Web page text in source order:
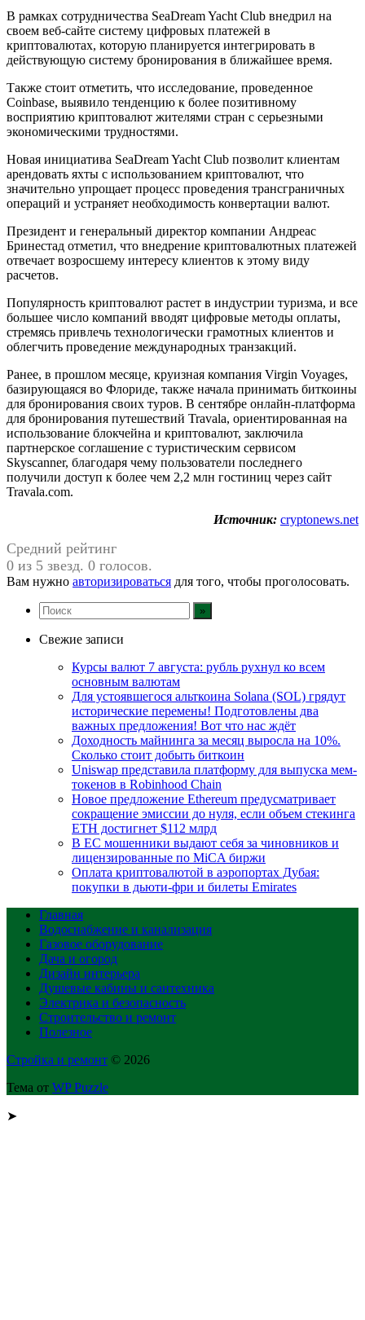
В рамках сотрудничества SeaDream Yacht Club внедрил на
своем веб-сайте систему цифровых платежей в
криптовалютах, которую планируется интегрировать в
действующую систему бронирования в ближайшее время.
Также стоит отметить, что исследование, проведенное
Coinbase, выявило тенденцию к более позитивному
восприятию криптовалют жителями стран с серьезными
экономическими трудностями.
Новая инициатива SeaDream Yacht Club позволит клиентам
арендовать яхты с использованием криптовалют, что
значительно упрощает процесс проведения трансграничных
операций и устраняет необходимость конвертации валют.
Президент и генеральный директор компании Андреас
Бринестад отметил, что внедрение криптовалютных платежей
отвечает возросшему интересу клиентов к этому виду
расчетов.
Популярность криптовалют растет в индустрии туризма, и все
большее число компаний вводят цифровые методы оплаты,
стремясь привлечь технологически грамотных клиентов и
облегчить проведение международных транзакций.
Ранее, в прошлом месяце, круизная компания Virgin Voyages,
базирующаяся во Флориде, также начала принимать биткоины
для бронирования своих туров. В сентябре онлайн-платформа
для бронирования путешествий Travala, ориентированная на
использование блокчейна и криптовалют, заключила
партнерское соглашение с туристическим сервисом
Skyscanner, благодаря чему пользователи последнего
получили доступ к более чем 2,2 млн гостиниц через сайт
Travala.com.
Источник: cryptonews.net
Средний рейтинг
0 из 5 звезд. 0 голосов.
Вам нужно авторизироваться для того, чтобы проголосовать.
Свежие записи
Курсы валют 7 августа: рубль рухнул ко всем
основным валютам
Для устоявшегося альткоина Solana (SOL) грядут
исторические перемены! Подготовлены два
важных предложения! Вот что нас ждёт
Доходность майнинга за месяц выросла на 10%.
Сколько стоит добыть биткоин
Uniswap представила платформу для выпуска мем-
токенов в Robinhood Chain
Новое предложение Ethereum предусматривает
сокращение эмиссии до нуля, если объем стекинга
ETH достигнет $112 млрд
В ЕС мошенники выдают себя за чиновников и
лицензированные по MiCA биржи
Оплата криптовалютой в аэропортах Дубая:
покупки в дьюти-фри и билеты Emirates
Главная
Водоснабжение и канализация
Газовое оборудование
Дача и огород
Дизайн интерьера
Душевые кабины и сантехника
Электрика и безопасность
Строительство и ремонт
Полезное
Стройка и ремонт © 2026
Тема от WP Puzzle
➤